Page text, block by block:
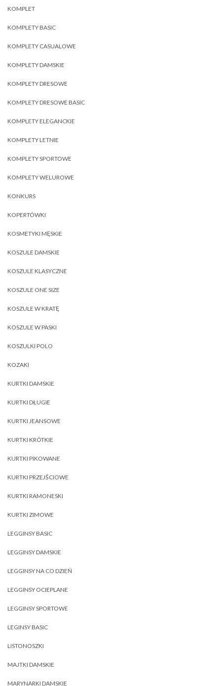
KOMPLET
KOMPLETY BASIC
KOMPLETY CASUALOWE
KOMPLETY DAMSKIE
KOMPLETY DRESOWE
KOMPLETY DRESOWE BASIC
KOMPLETY ELEGANCKIE
KOMPLETY LETNIE
KOMPLETY SPORTOWE
KOMPLETY WELUROWE
KONKURS
KOPERTÓWKI
KOSMETYKI MĘSKIE
KOSZULE DAMSKIE
KOSZULE KLASYCZNE
KOSZULE ONE SIZE
KOSZULE W KRATĘ
KOSZULE W PASKI
KOSZULKI POLO
KOZAKI
KURTKI DAMSKIE
KURTKI DŁUGIE
KURTKI JEANSOWE
KURTKI KRÓTKIE
KURTKI PIKOWANE
KURTKI PRZEJŚCIOWE
KURTKI RAMONESKI
KURTKI ZIMOWE
LEGGINSY BASIC
LEGGINSY DAMSKIE
LEGGINSY NA CO DZIEŃ
LEGGINSY OCIEPLANE
LEGGINSY SPORTOWE
LEGINSY BASIC
LISTONOSZKI
MAJTKI DAMSKIE
MARYNARKI DAMSKIE